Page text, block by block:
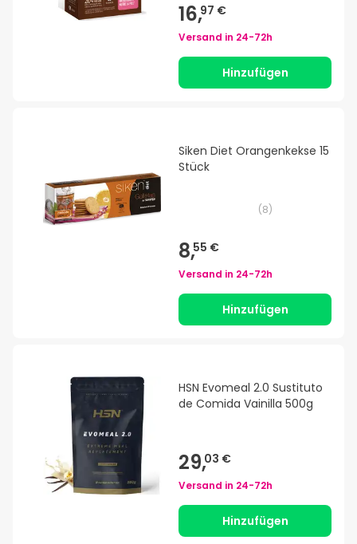
16,97 €
Versand in 24-72h
Hinzufügen
Siken Diet Orangenkekse 15
Stück
(8)
8,55 €
Versand in 24-72h
Hinzufügen
HSN Evomeal 2.0 Sustituto
de Comida Vainilla 500g
29,03 €
Versand in 24-72h
Hinzufügen